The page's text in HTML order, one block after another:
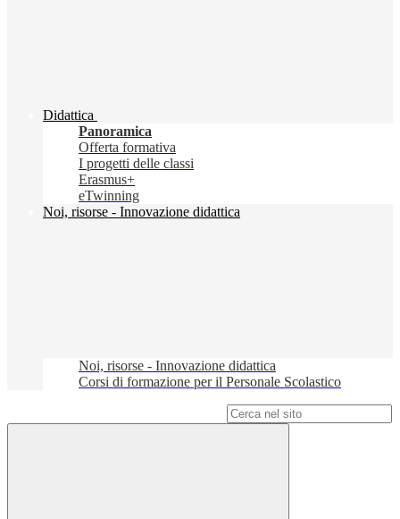
Didattica
Panoramica
Offerta formativa
I progetti delle classi
Erasmus+
eTwinning
Noi, risorse - Innovazione didattica
Noi, risorse - Innovazione didattica
Corsi di formazione per il Personale Scolastico